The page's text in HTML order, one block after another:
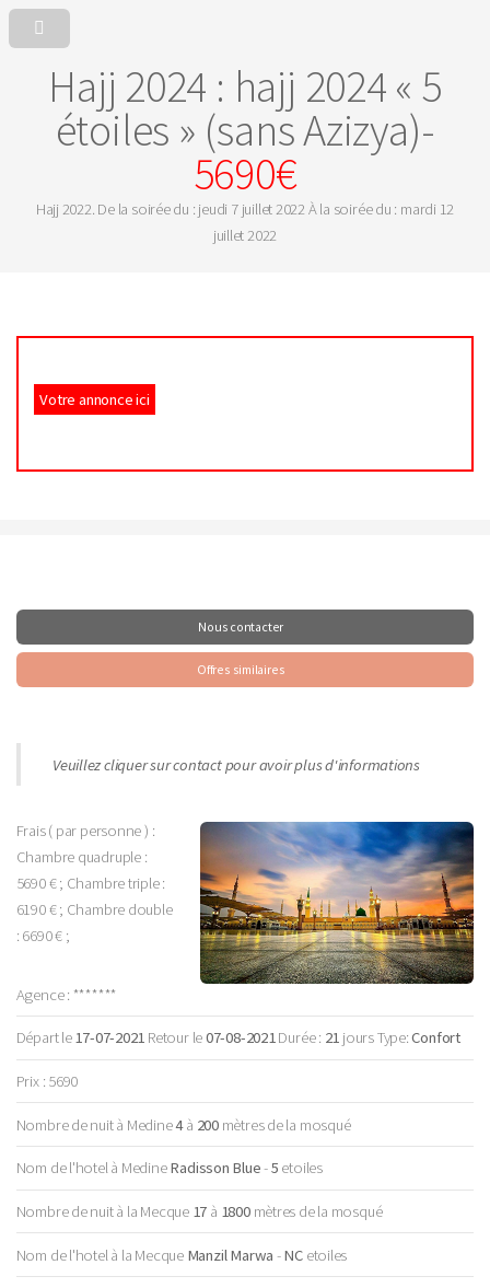
Hajj 2024 : hajj 2024 « 5
étoiles » (sans Azizya)-
5690€
Hajj 2022. De la soirée du : jeudi 7 juillet 2022 À la soirée du : mardi 12
juillet 2022
Votre annonce ici
Nous contacter
Offres similaires
Veuillez cliquer sur contact pour avoir plus d'informations
Frais ( par personne ) :
Chambre quadruple :
5690 € ; Chambre triple :
6190 € ; Chambre double
: 6690 € ;
Agence : *******
Départ le17-07-2021 Retour le07-08-2021Durée : 21 jours Type:Confort
Prix : 5690
Nombre de nuit à Medine4à 200mètres de la mosqué
Nom de l'hotel à MedineRadisson Blue-5 etoiles
Nombre de nuit à la Mecque 17 à 1800mètres de la mosqué
Nom de l'hotel à la Mecque Manzil Marwa -NC etoiles